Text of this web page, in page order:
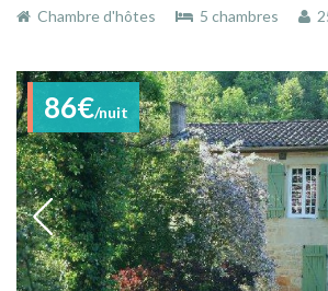
Chambre d'hôtes
5 chambres
86€/nuit